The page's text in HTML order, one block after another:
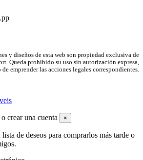
y diseños de esta web son propiedad exclusiva de
Queda prohibido su uso sin autorización expresa,
emprender las acciones legales correspondientes.
crear una cuenta ×
de deseos para comprarlos más tarde o